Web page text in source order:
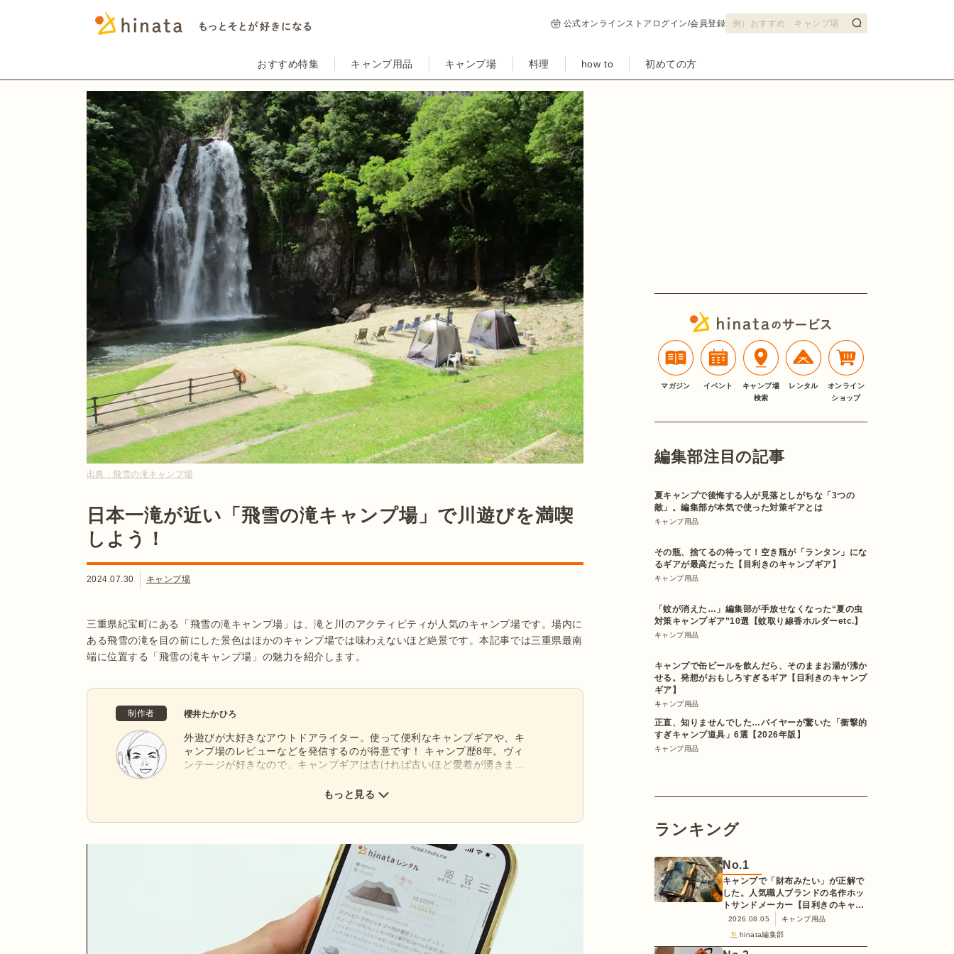
公式オンラインストア ログイン/会員登録
おすすめ特集 キャンプ用品 キャンプ場 料理 how to 初めての方
出典： 飛雪の滝キャンプ場
日本一滝が近い「飛雪の滝キャンプ場」で川遊びを満喫
しよう！
2024.07.30 キャンプ場
三重県紀宝町にある「飛雪の滝キャンプ場」は、滝と川のアクティビティが人気のキャンプ場です。場内に
ある飛雪の滝を目の前にした景色はほかのキャンプ場では味わえないほど絶景です。本記事では三重県最南
端に位置する「飛雪の滝キャンプ場」の魅力を紹介します。
制作者 櫻井たかひろ
外遊びが大好きなアウトドアライター。使って便利なキャンプギアや、キ
ャンプ場のレビューなどを発信するのが得意です！ キャンプ歴8年。ヴィ
ンテージが好きなので、キャンプギアは古ければ古いほど愛着が湧きま
ざまなキャンプスタイルで楽しんでいます！
もっと見る
マガジン イベント
キャンプ場
検索
レンタル
オンライン
ショップ
編集部注目の記事
夏キャンプで後悔する人が見落としがちな「3つの
敵」。編集部が本気で使った対策ギアとは
キャンプ用品
その瓶、捨てるの待って！空き瓶が「ランタン」にな
るギアが最高だった【目利きのキャンプギア】
キャンプ用品
「蚊が消えた…」編集部が手放せなくなった“夏の虫
対策キャンプギア”10選【蚊取り線香ホルダーetc.】
キャンプ用品
キャンプで缶ビールを飲んだら、そのままお湯が沸か
せる。発想がおもしろすぎるギア【目利きのキャンプ
ギア】
キャンプ用品
正直、知りませんでした…バイヤーが驚いた「衝撃的
すぎキャンプ道具」6選【2026年版】
キャンプ用品
ランキング
No.1
キャンプで「財布みたい」が正解で
した。人気職人ブランドの名作ホッ
トサンドメーカー【目利きのキャン
プギア】
2026.08.05
キャンプ用品
hinata編集部